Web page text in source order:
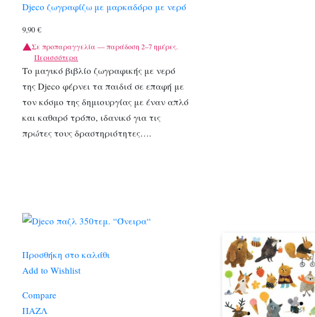
Djeco ζωγραφίζω με μαρκαδόρο με νερό
9,90 €
Σε προπαραγγελία — παράδοση 2–7 ημέρες.
Περισσότερα
Το μαγικό βιβλίο ζωγραφικής με νερό
της Djeco φέρνει τα παιδιά σε επαφή με
τον κόσμο της δημιουργίας με έναν απλό
και καθαρό τρόπο, ιδανικό για τις
πρώτες τους δραστηριότητες….
Προσθήκη στο καλάθι
Add to Wishlist
Compare
ΠΑΖΛ